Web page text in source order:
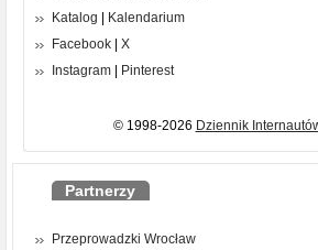
Katalog
Kalendarium
Facebook
X
Instagram
Pinterest
© 1998-2026 Dziennik
Partnerzy
Przeprowadzki Wrocław